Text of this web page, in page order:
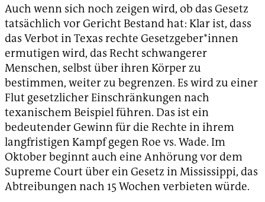
Auch wenn sich noch zeigen wird, ob das Gesetz
tatsächlich vor Gericht Bestand hat: Klar ist, dass
das Verbot in Texas rechte Gesetzgeber*innen
ermutigen wird, das Recht schwangerer
Menschen, selbst über ihren Körper zu
bestimmen, weiter zu begrenzen. Es wird zu einer
Flut gesetzlicher Einschränkungen nach
texanischem Beispiel führen. Das ist ein
bedeutender Gewinn für die Rechte in ihrem
langfristigen Kampf gegen Roe vs. Wade. Im
Oktober beginnt auch eine Anhörung vor dem
Supreme Court über ein Gesetz in Mississippi, das
Abtreibungen nach 15 Wochen verbieten würde.